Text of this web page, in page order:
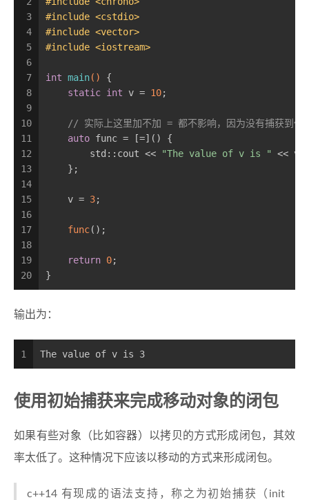
3
4
5
6
7
8
9
10
11
12
13
14
15
16
17
18
19
20
#include <cstdio>
#include <vector>
#include <iostream>
int main()
{
static int v = 10;
// 实际上这里加不加 = 都不影响，因为没有捕获到任
auto func = [=]() {
        std::cout <<
"The value of v is "
<< v
    };
    v =
3;
func();
return 0;
}
输出为：
1 The value of v is 3
使用初始捕获来完成移动对象的闭包
如果有些对象（比如容器）以拷贝的方式形成闭包，其效
率太低了。这种情况下应该以移动的方式来形成闭包。
c++14 有现成的语法支持，称之为初始捕获（init